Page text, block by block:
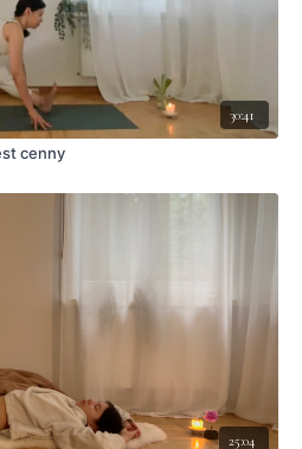
30:41
cenny
25:04